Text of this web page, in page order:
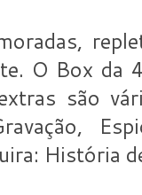
O Box
são
História